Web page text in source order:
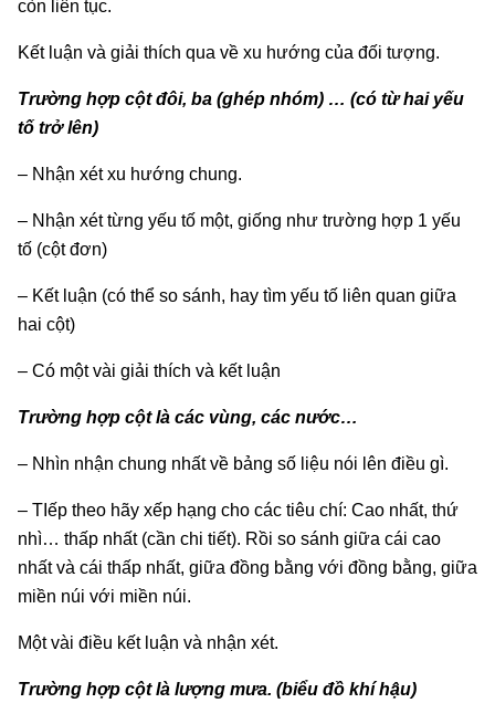
còn liên tục.
Kết luận và giải thích qua về xu hướng của đối tượng.
Trường hợp cột đôi, ba (ghép nhóm) … (có từ hai yếu
tố trở lên)
– Nhận xét xu hướng chung.
– Nhận xét từng yếu tố một, giống như trường hợp 1 yếu
tố (cột đơn)
– Kết luận (có thể so sánh, hay tìm yếu tố liên quan giữa
hai cột)
– Có một vài giải thích và kết luận
Trường hợp cột là các vùng, các nước…
– Nhìn nhận chung nhất về bảng số liệu nói lên điều gì.
– TIếp theo hãy xếp hạng cho các tiêu chí: Cao nhất, thứ
nhì… thấp nhất (cần chi tiết). Rồi so sánh giữa cái cao
nhất và cái thấp nhất, giữa đồng bằng với đồng bằng, giữa
miền núi với miền núi.
Một vài điều kết luận và nhận xét.
Trường hợp cột là lượng mưa. (biểu đồ khí hậu)